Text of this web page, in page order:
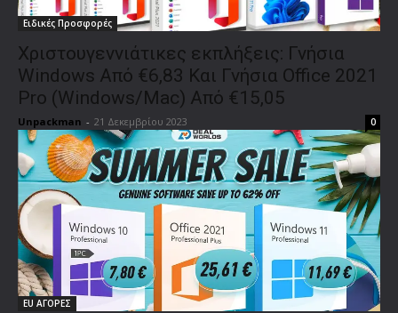
Ειδικές Προσφορές
Χριστουγεννιάτικες εκπλήξεις: Γνήσια
Windows Από €6,83 Και Γνήσια Office 2021
Pro (Windows/Mac) Από €15,05
Unpackman - 21 Δεκεμβρίου 2023 0
EU ΑΓΟΡΕΣ